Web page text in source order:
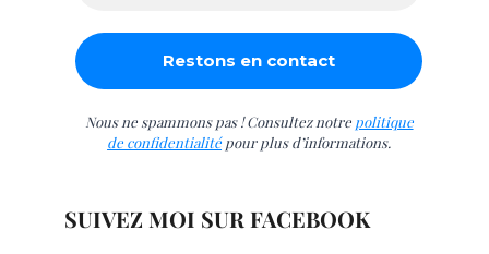
Nous ne spammons pas ! Consultez notre politique
de confidentialitépour plus d’informations.
SUIVEZ MOI SUR FACEBOOK